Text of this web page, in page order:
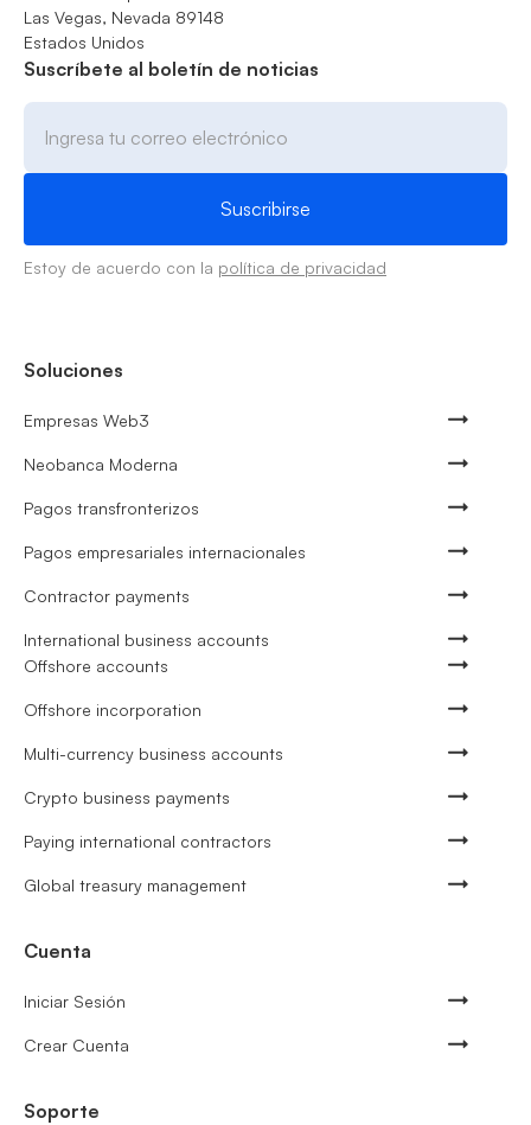
Las Vegas, Nevada 89148
Estados Unidos
Suscríbete al boletín de noticias
Estoy de acuerdo con la política de privacidad
Soluciones
Empresas Web3
Neobanca Moderna
Pagos transfronterizos
Pagos empresariales internacionales
Contractor payments
International business accounts
Offshore accounts
Offshore incorporation
Multi-currency business accounts
Crypto business payments
Paying international contractors
Global treasury management
Cuenta
Iniciar Sesión
Crear Cuenta
Soporte